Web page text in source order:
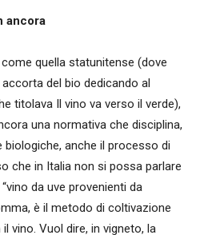
ancora
quella statunitense (dove
del bio dedicando al
titolava Il vino va verso il verde),
una normativa che disciplina,
biologiche, anche il processo di
che in Italia non si possa parlare
da uve provenienti da
è il metodo di coltivazione
vino. Vuol dire, in vigneto, la